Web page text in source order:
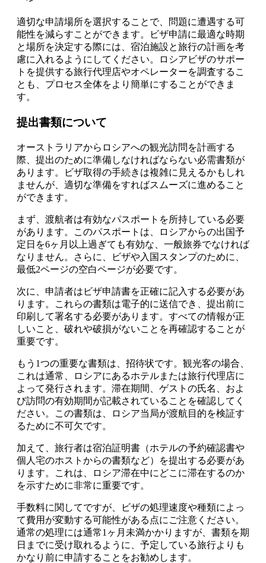
適切な申請場所を選択することで、問題に遭遇する可
能性を減らすことができます。ビザ申請に最適な時期
と場所を決定する際には、宿泊施設と旅行の計画を考
慮に入れるようにしてください。ロシアビザのサポー
トを提供する旅行代理店やオペレーターを調査するこ
とも、プロセス全体をより簡単にすることができま
す。
提出書類について
オーストラリアからロシアへの観光訪問を計画する
際、提出のために準備しなければならない必需書類が
あります。ビザ取得の手続きは複雑に見えるかもしれ
ませんが、適切な準備をすればスムーズに進めること
ができます。
まず、渡航者は有効なパスポートを所持している必要
があります。このパスポートは、ロシアからの出国予
定日を6ヶ月以上過ぎても有効な、一般旅券でなければ
なりません。さらに、ビザや入国スタンプのために、
最低2ページの空白ページが必要です。
次に、申請者はビザ申請書を正確に記入する必要があ
ります。これらの書類は電子的に送信でき、提出前に
印刷して署名する必要があります。すべての情報が正
しいこと、破れや破損がないことを再確認することが
重要です。
もう1つの重要な書類は、招待状です。観光客の場合、
これは通常、ロシアにあるホテルまたは旅行代理店に
よって発行されます。滞在期間、ゲストの氏名、およ
び訪問の有効期間が記載されていることを確認してく
ださい。この書類は、ロシア当局が渡航目的を検証す
るために不可欠です。
加えて、旅行者は宿泊証明書（ホテルの予約確認書や
個人宅のホストからの書類など）を提出する必要があ
ります。これは、ロシア滞在中にどこに滞在するのか
を示すために非常に重要です。
手数料に関してですが、ビザの処理速度や種類によっ
て費用が変動する可能性がある点にご注意ください。
通常の処理には通常1ヶ月未満かかりますが、書類を期
日までに受け取れるように、予定している旅行よりも
かなり前に申請することをお勧めします。